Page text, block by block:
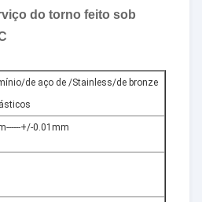
do torno feito sob
de aço de /Stainless/de bronze
+/-0.01mm